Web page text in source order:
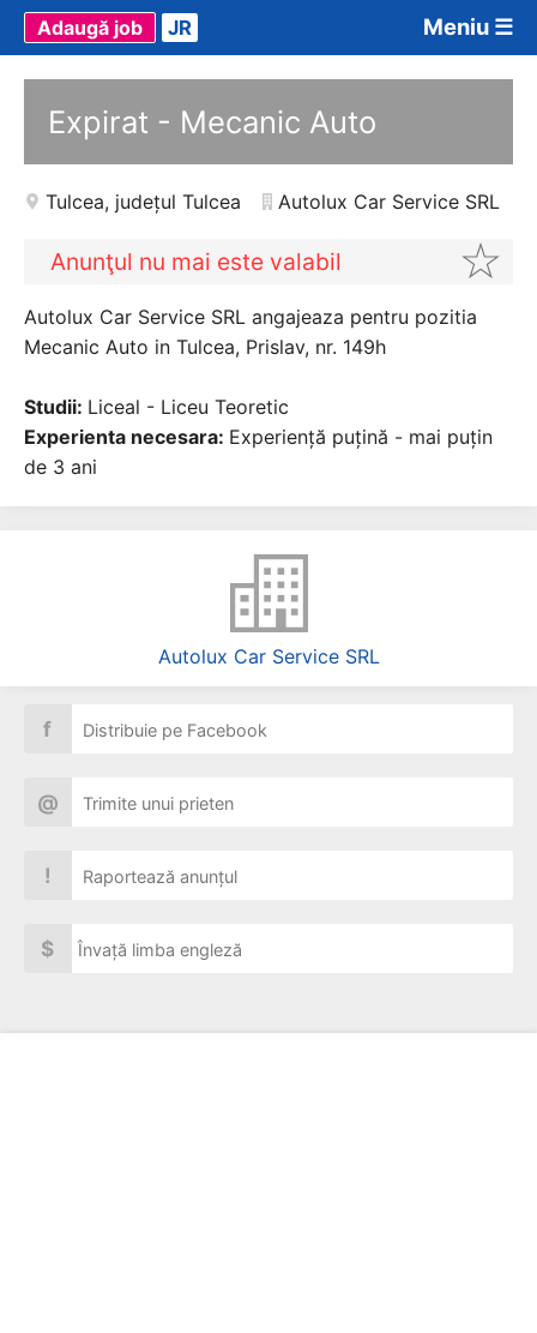
Meniu ☰
Adaugă job JR
Expirat - Mecanic Auto
Tulcea, județul Tulcea Autolux Car Service SRL
Anunţul nu mai este valabil
Autolux Car Service SRL angajeaza pentru pozitia
Mecanic Auto in Tulcea, Prislav, nr. 149h
Studii: Liceal - Liceu Teoretic
Experienta necesara: Experiență puțină - mai puțin
de 3 ani
Autolux Car Service SRL
f Distribuie pe Facebook
@ Trimite unui prieten
! Raportează anunțul
$ Învață limba engleză